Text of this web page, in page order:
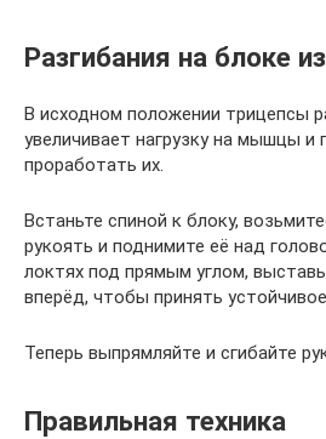
Разгибания на блоке
В исходном положении трицепсы
увеличивает нагрузку на мышцы и
проработать их.
Встаньте спиной к блоку,
рукоять и поднимите её над
локтях под прямым углом,
вперёд, чтобы принять
Теперь выпрямляйте и сгибайте
Правильная техника